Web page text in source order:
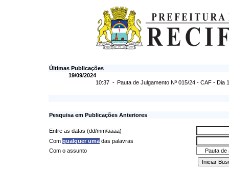
Últimas Publicações
19/09/2024
10:37 - Pauta de Julgamento Nº 015/24 - CAF - Dia
Pesquisa em Publicações Anteriores
Entre as datas (dd/mm/aaaa)
Com qualquer umadas palavras
Com o assunto